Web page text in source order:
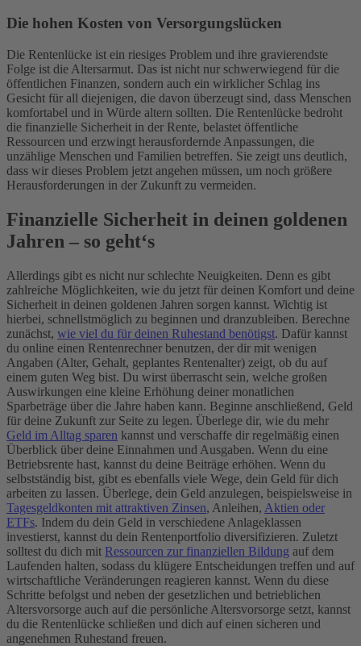
Die hohen Kosten von Versorgungslücken
Die Rentenlücke ist ein riesiges Problem und ihre gravierendste
Folge ist die Altersarmut. Das ist nicht nur schwerwiegend für die
öffentlichen Finanzen, sondern auch ein wirklicher Schlag ins
Gesicht für all diejenigen, die davon überzeugt sind, dass Menschen
komfortabel und in Würde altern sollten. Die Rentenlücke bedroht
die finanzielle Sicherheit in der Rente, belastet öffentliche
Ressourcen und erzwingt herausfordernde Anpassungen, die
unzählige Menschen und Familien betreffen. Sie zeigt uns deutlich,
dass wir dieses Problem jetzt angehen müssen, um noch größere
Herausforderungen in der Zukunft zu vermeiden.
Finanzielle Sicherheit in deinen goldenen
Jahren – so geht‘s
Allerdings gibt es nicht nur schlechte Neuigkeiten. Denn es gibt
zahlreiche Möglichkeiten, wie du jetzt für deinen Komfort und deine
Sicherheit in deinen goldenen Jahren sorgen kannst. Wichtig ist
hierbei, schnellstmöglich zu beginnen und dranzubleiben. Berechne
zunächst, wie viel du für deinen Ruhestand benötigst. Dafür kannst
du online einen Rentenrechner benutzen, der dir mit wenigen
Angaben (Alter, Gehalt, geplantes Rentenalter) zeigt, ob du auf
einem guten Weg bist. Du wirst überrascht sein, welche großen
Auswirkungen eine kleine Erhöhung deiner monatlichen
Sparbeträge über die Jahre haben kann. Beginne anschließend, Geld
für deine Zukunft zur Seite zu legen. Überlege dir, wie du mehr
Geld im Alltag sparen kannst und verschaffe dir regelmäßig einen
Überblick über deine Einnahmen und Ausgaben. Wenn du eine
Betriebsrente hast, kannst du deine Beiträge erhöhen. Wenn du
selbstständig bist, gibt es ebenfalls viele Wege, dein Geld für dich
arbeiten zu lassen. Überlege, dein Geld anzulegen, beispielsweise in
Tagesgeldkonten mit attraktiven Zinsen, Anleihen, Aktien oder
ETFs. Indem du dein Geld in verschiedene Anlageklassen
investierst, kannst du dein Rentenportfolio diversifizieren. Zuletzt
solltest du dich mit Ressourcen zur finanziellen Bildung auf dem
Laufenden halten, sodass du klügere Entscheidungen treffen und auf
wirtschaftliche Veränderungen reagieren kannst. Wenn du diese
Schritte befolgst und neben der gesetzlichen und betrieblichen
Altersvorsorge auch auf die persönliche Altersvorsorge setzt, kannst
du die Rentenlücke schließen und dich auf einen sicheren und
angenehmen Ruhestand freuen.